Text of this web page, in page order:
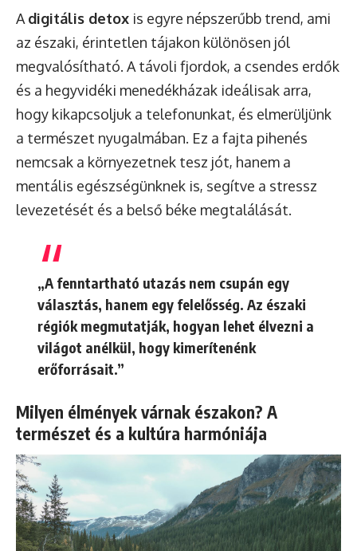
A digitális detox is egyre népszerűbb trend, ami
az északi, érintetlen tájakon különösen jól
megvalósítható. A távoli fjordok, a csendes erdők
és a hegyvidéki menedékházak ideálisak arra,
hogy kikapcsoljuk a telefonunkat, és elmerüljünk
a természet nyugalmában. Ez a fajta pihenés
nemcsak a környezetnek tesz jót, hanem a
mentális egészségünknek is, segítve a stressz
levezetését és a belső béke megtalálását.
„A fenntartható utazás nem csupán egy
választás, hanem egy felelősség. Az északi
régiók megmutatják, hogyan lehet élvezni a
világot anélkül, hogy kimerítenénk
erőforrásait.”
Milyen élmények várnak északon? A
természet és a kultúra harmóniája